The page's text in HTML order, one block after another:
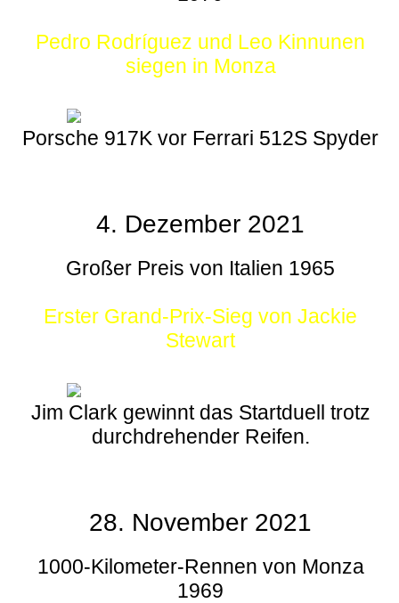
Pedro Rodríguez und Leo Kinnunen
siegen in Monza
Porsche 917K vor Ferrari 512S Spyder
4. Dezember 2021
Großer Preis von Italien 1965
Erster Grand-Prix-Sieg von Jackie
Stewart
Jim Clark gewinnt das Startduell trotz
durchdrehender Reifen.
28. November 2021
1000-Kilometer-Rennen von Monza
1969